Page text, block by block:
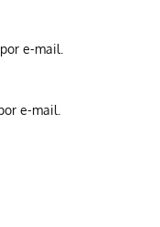
e-mail.
e-mail.